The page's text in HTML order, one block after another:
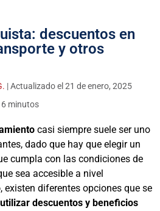
descuentos en
y otros
| Actualizado el 21 de enero, 2025
6 minutos
casi siempre suele ser uno
dado que hay que elegir un
cumpla con las condiciones de
sea accesible a nivel
existen diferentes opciones que se
utilizar descuentos y beneficios